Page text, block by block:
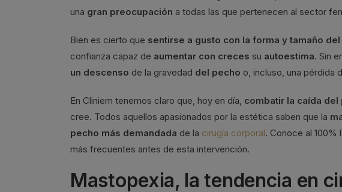
una gran preocupación a todas las que pertenecen al sector
Bien es cierto que sentirse a gusto con la forma y tamaño
confianza capaz de aumentar con creces su autoestima. Sin
un descenso de la gravedad del pecho o, incluso, una pérdida
En Cliniem tenemos claro que, hoy en día, combatir la caída del
cree. Todos aquellos apasionados por la estética saben que la
pecho más demandada de la cirugía corporal. Conoce al
más frecuentes antes de esta intervención.
Mastopexia, la tendencia en